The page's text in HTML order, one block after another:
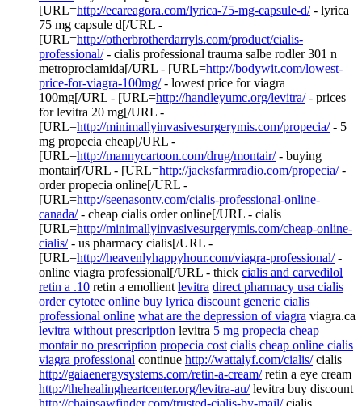
[URL=http://ecareagora.com/lyrica-75-mg-capsule-d/- lyrica
75 mg capsule d[/URL -
[URL=http://otherbrotherdarryls.com/product/cialis-
professional/- cialis professional trauma salbe rodler 301 n
metroproclamida[/URL - [URL=http://bodywit.com/lowest-
price-for-viagra-100mg/- lowest price for viagra
100mg[/URL - [URL=http://handleyumc.org/levitra/- prices
for levitra 20 mg[/URL -
[URL=http://minimallyinvasivesurgerymis.com/propecia/- 5
mg propecia cheap[/URL -
[URL=http://mannycartoon.com/drug/montair/- buying
montair[/URL - [URL=http://jacksfarmradio.com/propecia/-
order propecia online[/URL -
[URL=http://seenasontv.com/cialis-professional-online-
canada/- cheap cialis order online[/URL - cialis
[URL=http://minimallyinvasivesurgerymis.com/cheap-online-
cialis/- us pharmacy cialis[/URL -
[URL=http://heavenlyhappyhour.com/viagra-professional/-
online viagra professional[/URL - thick cialis and carvedilol
retin a .10 retin a emollient levitra direct pharmacy usa cialis
order cytotec online buy lyrica discount generic cialis
professional online what are the depression of viagra viagra.ca
levitra without prescription levitra 5 mg propecia cheap
montair no prescription propecia cost cialis cheap online cialis
viagra professional continue http://wattalyf.com/cialis/cialis
http://gaiaenergysystems.com/retin-a-cream/retin a eye cream
http://thehealingheartcenter.org/levitra-au/levitra buy discount
http://chainsawfinder.com/trusted-cialis-by-mail/cialis